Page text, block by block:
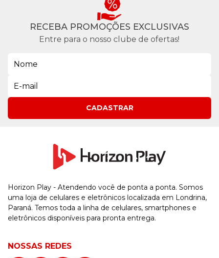
RECEBA PROMOÇÕES EXCLUSIVAS
Entre para o nosso clube de ofertas!
CADASTRAR
Horizon Play - Atendendo você de ponta a ponta. Somos
uma loja de celulares e eletrônicos localizada em Londrina,
Paraná. Temos toda a linha de celulares, smartphones e
eletrônicos disponíveis para pronta entrega.
NOSSAS REDES